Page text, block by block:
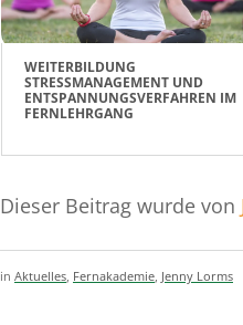
WEITERBILDUNG
STRESSMANAGEMENT UND
ENTSPANNUNGSVERFAHREN IM
FERNLEHRGANG
Dieser Beitrag wurde von
in Aktuelles, Fernakademie, Jenny Lorms